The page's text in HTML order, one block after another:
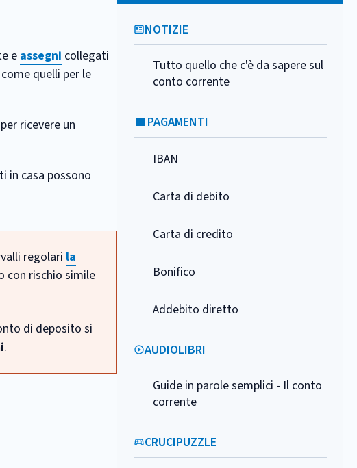
e assegni collegati
quelli per le
ricevere un
in casa possono
regolari la
con rischio simile
di deposito si
.
NOTIZIE
Tutto quello che c'è da sapere sul
conto corrente
PAGAMENTI
IBAN
Carta di debito
Carta di credito
Bonifico
Addebito diretto
AUDIOLIBRI
Guide in parole semplici - Il conto
corrente
CRUCIPUZZLE